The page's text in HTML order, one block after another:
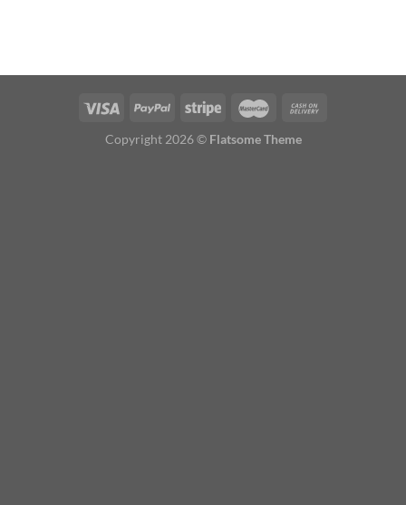
Copyright 2026 © Flatsome Theme